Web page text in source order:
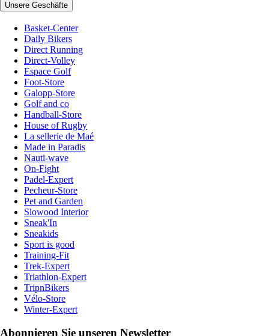
Unsere Geschäfte
Basket-Center
Daily Bikers
Direct Running
Direct-Volley
Espace Golf
Foot-Store
Galopp-Store
Golf and co
Handball-Store
House of Rugby
La sellerie de Maé
Made in Paradis
Nauti-wave
On-Fight
Padel-Expert
Pecheur-Store
Pet and Garden
Slowood Interior
Sneak'In
Sneakids
Sport is good
Training-Fit
Trek-Expert
Triathlon-Expert
TripnBikers
Vélo-Store
Winter-Expert
Abonnieren Sie unseren Newsletter